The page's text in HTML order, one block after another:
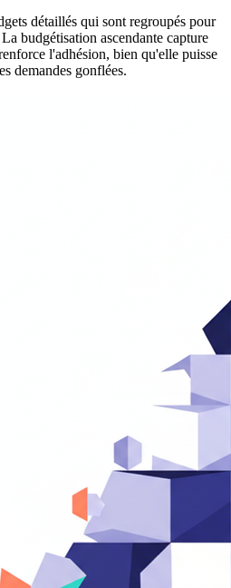
détaillés qui sont regroupés pour
budgétisation ascendante capture
l'adhésion, bien qu'elle puisse
demandes gonflées.